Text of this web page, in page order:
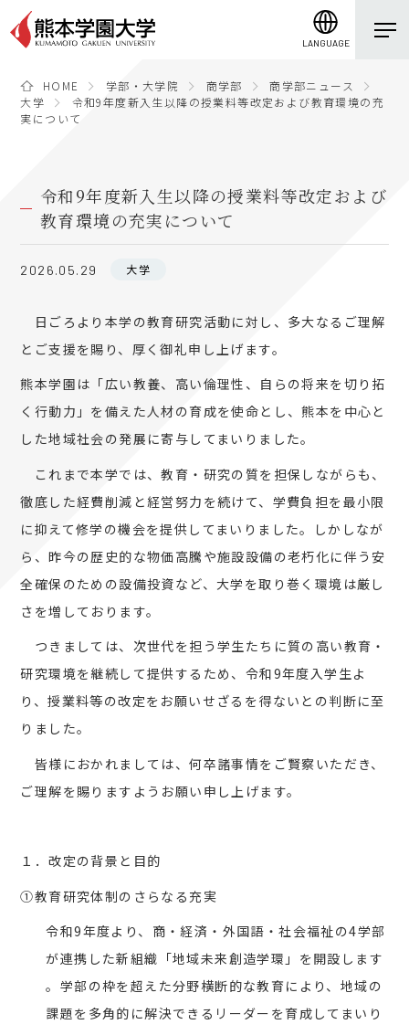
LANGUAGE
HOME 学部・大学院 商学部
商学部ニュース
大学
令和9年度新入生以降の授業料等改定および教育環境の充
実について
令和9年度新入生以降の授業料等改定および
教育環境の充実について
大学
2026.05.29
日ごろより本学の教育研究活動に対し、多大なるご理解
とご支援を賜り、厚く御礼申し上げます。
熊本学園は「広い教養、高い倫理性、自らの将来を切り拓
く行動力」を備えた人材の育成を使命とし、熊本を中心と
した地域社会の発展に寄与してまいりました。
これまで本学では、教育・研究の質を担保しながらも、
徹底した経費削減と経営努力を続けて、学費負担を最小限
に抑えて修学の機会を提供してまいりました。しかしなが
ら、昨今の歴史的な物価高騰や施設設備の老朽化に伴う安
全確保のための設備投資など、大学を取り巻く環境は厳し
さを増しております。
つきましては、次世代を担う学生たちに質の高い教育・
研究環境を継続して提供するため、令和9年度入学生よ
り、授業料等の改定をお願いせざるを得ないとの判断に至
りました。
皆様におかれましては、何卒諸事情をご賢察いただき、
ご理解を賜りますようお願い申し上げます。
１．改定の背景と目的
①教育研究体制のさらなる充実
令和9年度より、商・経済・外国語・社会福祉の4学部
が連携した新組織「地域未来創造学環」を開設します
。学部の枠を超えた分野横断的な教育により、地域の
課題を多角的に解決できるリーダーを育成してまいり